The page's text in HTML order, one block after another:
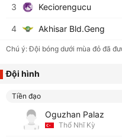
3 Keciorengucu
4 Akhisar Bld.Geng
Chú ý: Đội bóng dưới mùa đỏ đã
Đội hình
Tiền đạo
Oguzhan Palaz
Thổ Nhĩ Kỳ